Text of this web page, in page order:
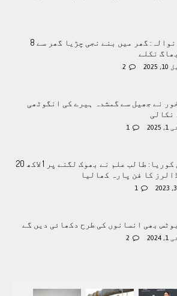
گوجرانوالہ: گھر میں بنے نجی چڑیا گھر سے 8
نکلے
2
نے جھیل سے گمشدہ ہیرے کی انگوٹھی
نکالی
1
جنوبی کوریا: طالب علم نے بھوک لگنے پر 1 لاکھ 20
کا فن پارہ کھالیا
1
بھی انسانوں کی طرح دکھائی دیں گے
2